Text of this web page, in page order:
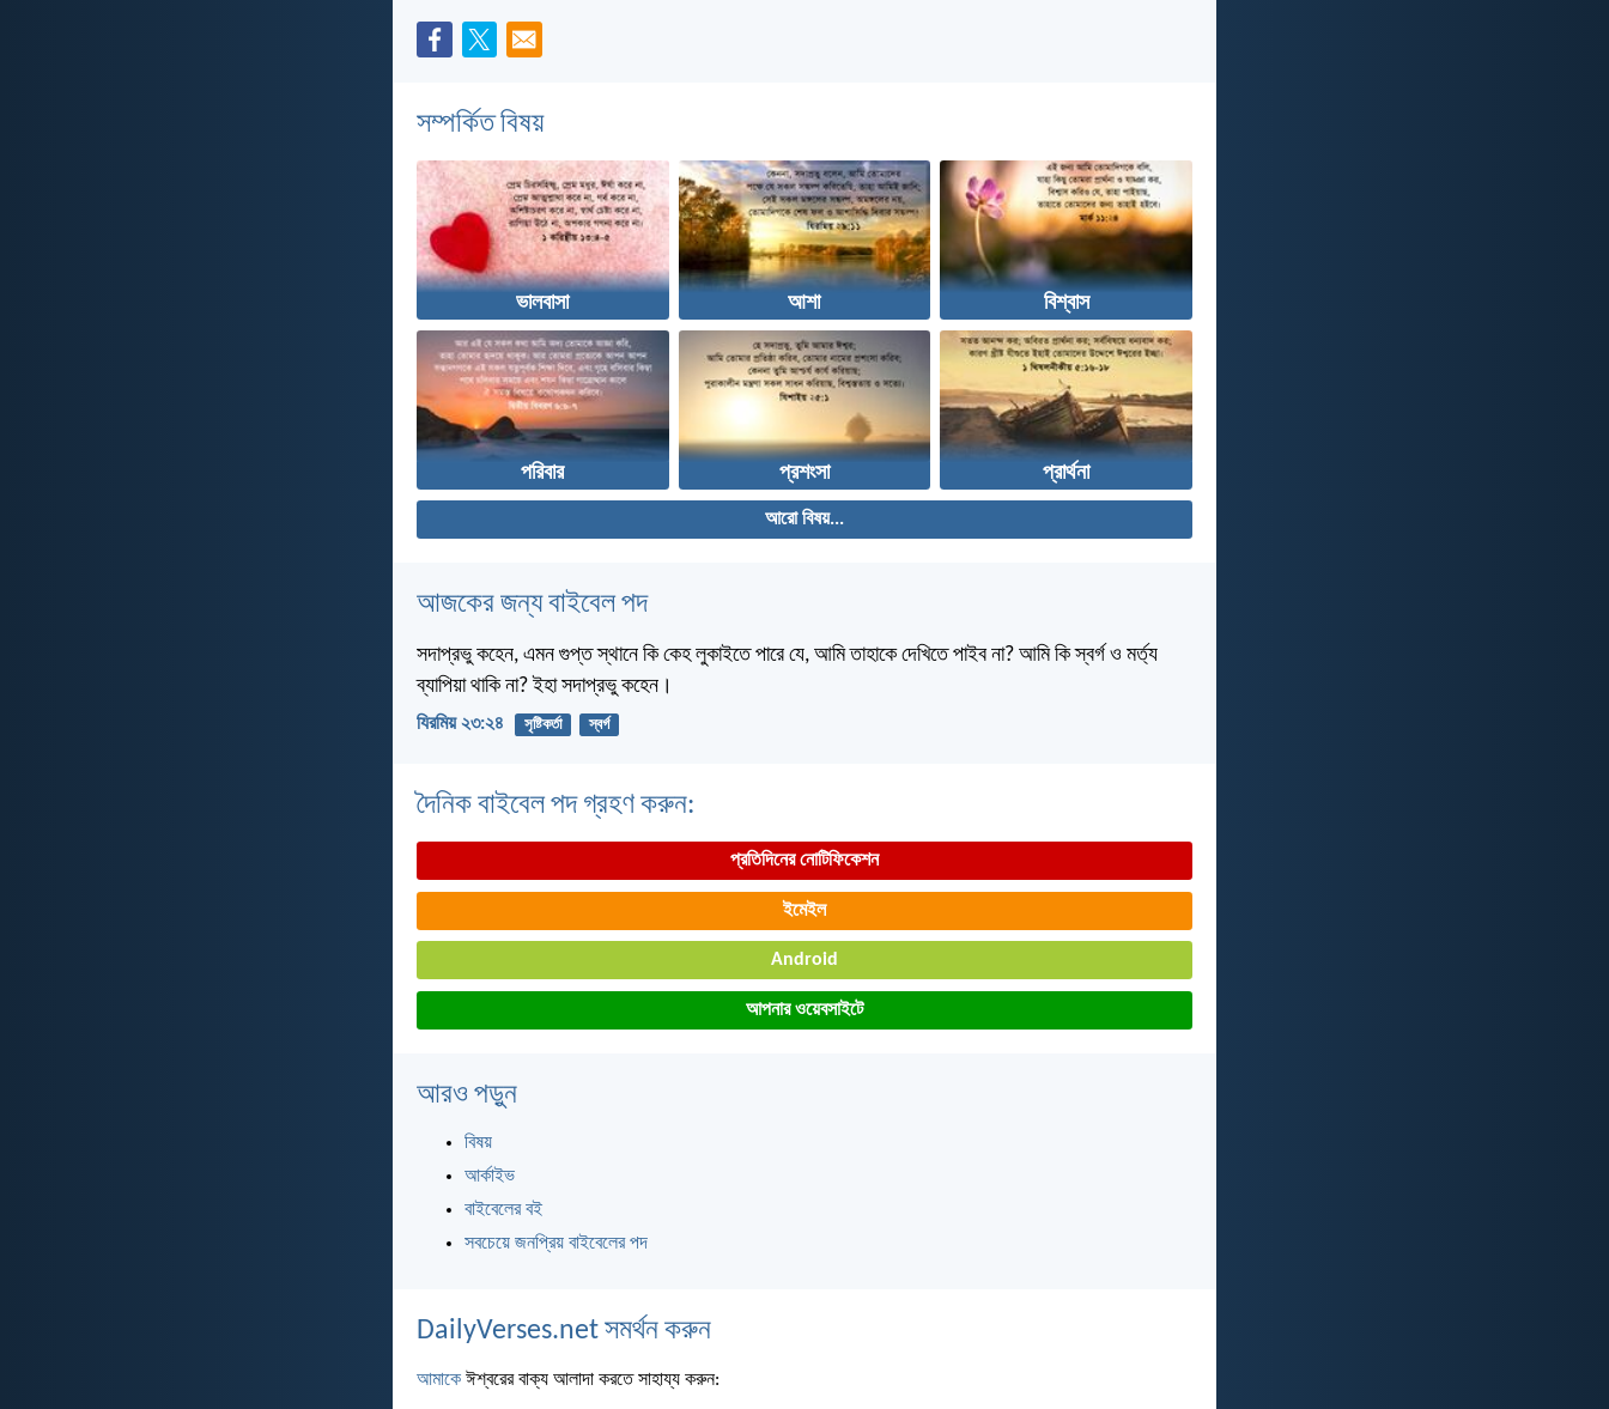
সম্পর্কিত বিষয়
ভালবাসা আশা বিশ্বাস
পরিবার প্রশংসা প্রার্থনা
আরো বিষয়...
আজকের জন্য বাইবেল পদ
সদাপ্রভু কহেন, এমন গুপ্ত স্থানে কি কেহ লুকাইতে পারে যে, আমি তাহাকে দেখিতে পাইব না? আমি কি স্বর্গ ও মর্ত্য
ব্যাপিয়া থাকি না? ইহা সদাপ্রভু কহেন।
যিরমিয় ২৩:২৪ সৃষ্টিকর্তা স্বর্গ
দৈনিক বাইবেল পদ গ্রহণ করুন:
প্রতিদিনের নোটিফিকেশন
ইমেইল
Android
আপনার ওয়েবসাইটে
আরও পড়ুন
বিষয়
আর্কাইভ
বাইবেলের বই
সবচেয়ে জনপ্রিয় বাইবেলের পদ
DailyVerses.net সমর্থন করুন
আমাকে ঈশ্বরের বাক্য আলাদা করতে সাহায্য করুন: